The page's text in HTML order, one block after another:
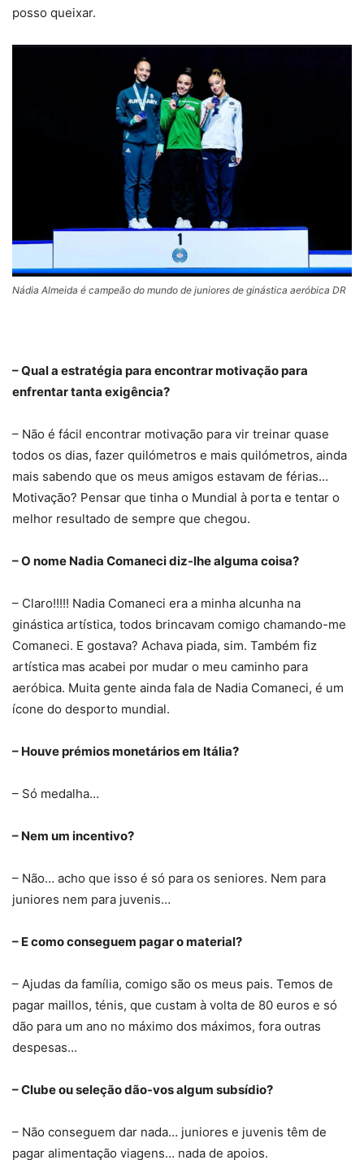
posso queixar.
Nádia Almeida é campeão do mundo de juniores de ginástica aeróbica DR
– Qual a estratégia para encontrar motivação para
enfrentar tanta exigência?
– Não é fácil encontrar motivação para vir treinar quase
todos os dias, fazer quilómetros e mais quilómetros, ainda
mais sabendo que os meus amigos estavam de férias…
Motivação? Pensar que tinha o Mundial à porta e tentar o
melhor resultado de sempre que chegou.
– O nome Nadia Comaneci diz-lhe alguma coisa?
– Claro!!!!! Nadia Comaneci era a minha alcunha na
ginástica artística, todos brincavam comigo chamando-me
Comaneci. E gostava? Achava piada, sim. Também fiz
artística mas acabei por mudar o meu caminho para
aeróbica. Muita gente ainda fala de Nadia Comaneci, é um
ícone do desporto mundial.
– Houve prémios monetários em Itália?
– Só medalha…
– Nem um incentivo?
– Não… acho que isso é só para os seniores. Nem para
juniores nem para juvenis…
– E como conseguem pagar o material?
– Ajudas da família, comigo são os meus pais. Temos de
pagar maillos, ténis, que custam à volta de 80 euros e só
dão para um ano no máximo dos máximos, fora outras
despesas…
– Clube ou seleção dão-vos algum subsídio?
– Não conseguem dar nada… juniores e juvenis têm de
pagar alimentação viagens… nada de apoios.